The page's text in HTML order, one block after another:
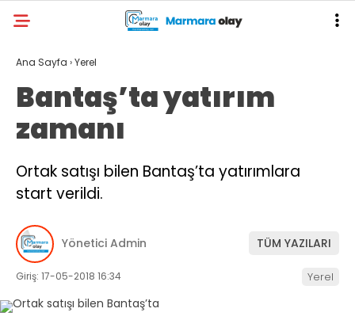
Ana Sayfa ›Yerel
Bantaş’ta yatırım
zamanı
Ortak satışı bilen Bantaş’ta yatırımlara
start verildi.
Yönetici Admin TÜM YAZILARI
Giriş: 17-05-2018 16:34 Yerel